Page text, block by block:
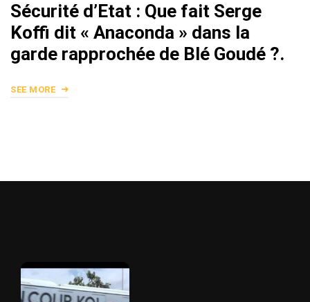
Sécurité d’Etat : Que fait Serge
Koffi dit « Anaconda » dans la
garde rapprochée de Blé Goudé ?.
SEE MORE